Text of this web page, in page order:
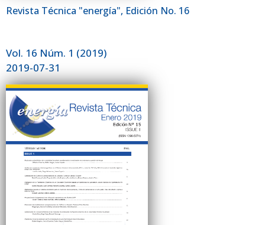
Revista Técnica "energía", Edición No. 16
Vol. 16 Núm. 1 (2019)
2019-07-31